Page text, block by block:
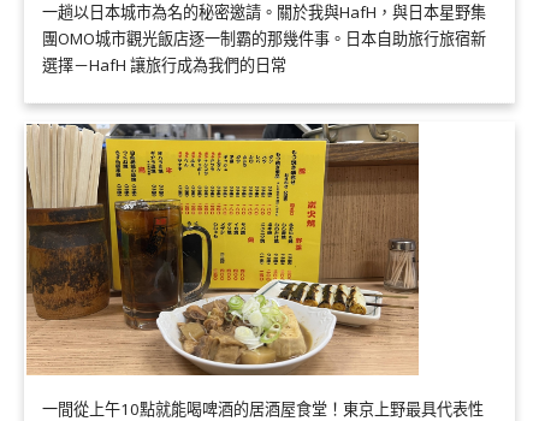
一趟以日本城市為名的秘密邀請。關於我與HafH，與日本星野集
團OMO城市觀光飯店逐一制霸的那幾件事。日本自助旅行旅宿新
選擇－HafH 讓旅行成為我們的日常
一間從上午10點就能喝啤酒的居酒屋食堂！東京上野最具代表性